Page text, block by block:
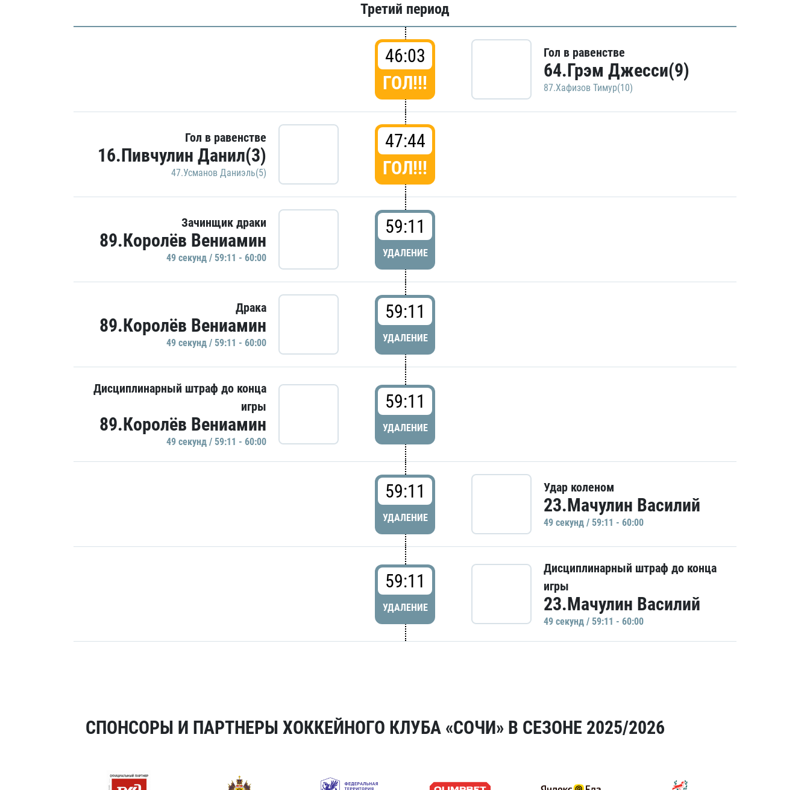
Третий период
46:03
ГОЛ!!!
Гол в равенстве
64.Грэм Джесси(9)
87.Хафизов Тимур(10)
Гол в равенстве
16.Пивчулин Данил(3)
47.Усманов Даниэль(5)
47:44
ГОЛ!!!
Зачинщик драки
89.Королёв Вениамин
49 секунд / 59:11 - 60:00
59:11
УДАЛЕНИЕ
Драка
89.Королёв Вениамин
49 секунд / 59:11 - 60:00
59:11
УДАЛЕНИЕ
Дисциплинарный штраф до конца
игры
89.Королёв Вениамин
49 секунд / 59:11 - 60:00
59:11
УДАЛЕНИЕ
59:11
УДАЛЕНИЕ
Удар коленом
23.Мачулин Василий
49 секунд / 59:11 - 60:00
59:11
УДАЛЕНИЕ
Дисциплинарный штраф до конца
игры
23.Мачулин Василий
49 секунд / 59:11 - 60:00
СПОНСОРЫ И ПАРТНЕРЫ ХОККЕЙНОГО КЛУБА «СОЧИ» В СЕЗОНЕ 2025/2026